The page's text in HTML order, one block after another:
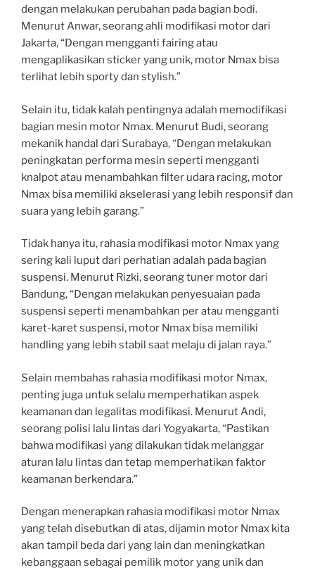
dengan melakukan perubahan pada bagian bodi.
Menurut Anwar, seorang ahli modifikasi motor dari
Jakarta, “Dengan mengganti fairing atau
mengaplikasikan sticker yang unik, motor Nmax bisa
terlihat lebih sporty dan stylish.”
Selain itu, tidak kalah pentingnya adalah memodifikasi
bagian mesin motor Nmax. Menurut Budi, seorang
mekanik handal dari Surabaya, “Dengan melakukan
peningkatan performa mesin seperti mengganti
knalpot atau menambahkan filter udara racing, motor
Nmax bisa memiliki akselerasi yang lebih responsif dan
suara yang lebih garang.”
Tidak hanya itu, rahasia modifikasi motor Nmax yang
sering kali luput dari perhatian adalah pada bagian
suspensi. Menurut Rizki, seorang tuner motor dari
Bandung, “Dengan melakukan penyesuaian pada
suspensi seperti menambahkan per atau mengganti
karet-karet suspensi, motor Nmax bisa memiliki
handling yang lebih stabil saat melaju di jalan raya.”
Selain membahas rahasia modifikasi motor Nmax,
penting juga untuk selalu memperhatikan aspek
keamanan dan legalitas modifikasi. Menurut Andi,
seorang polisi lalu lintas dari Yogyakarta, “Pastikan
bahwa modifikasi yang dilakukan tidak melanggar
aturan lalu lintas dan tetap memperhatikan faktor
keamanan berkendara.”
Dengan menerapkan rahasia modifikasi motor Nmax
yang telah disebutkan di atas, dijamin motor Nmax kita
akan tampil beda dari yang lain dan meningkatkan
kebanggaan sebagai pemilik motor yang unik dan